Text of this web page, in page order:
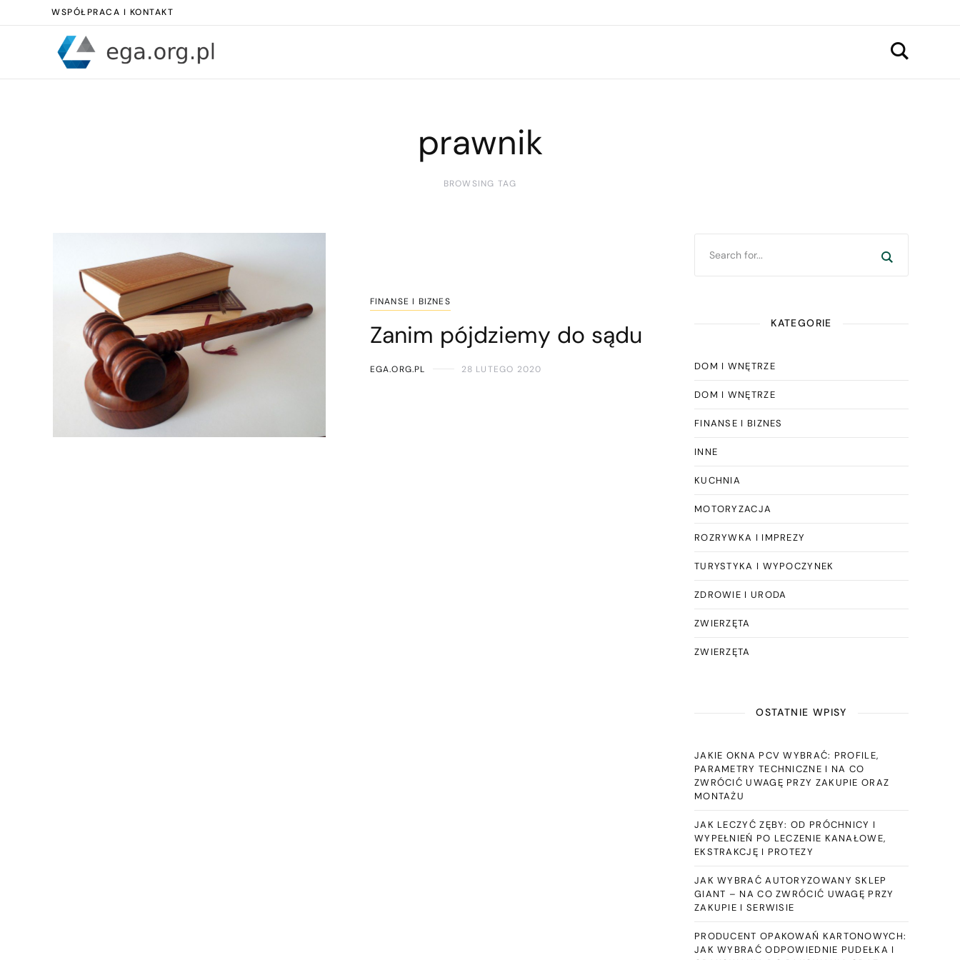
WSPÓŁPRACA I KONTAKT
prawnik
BROWSING TAG
FINANSE I BIZNES
Zanim pójdziemy do sądu
EGA.ORG.PL 28 LUTEGO 2020
KATEGORIE
DOM I WNĘTRZE
DOM I WNĘTRZE
FINANSE I BIZNES
INNE
KUCHNIA
MOTORYZACJA
ROZRYWKA I IMPREZY
TURYSTYKA I WYPOCZYNEK
ZDROWIE I URODA
ZWIERZĘTA
ZWIERZĘTA
OSTATNIE WPISY
JAKIE OKNA PCV WYBRAĆ: PROFILE,
PARAMETRY TECHNICZNE I NA CO
ZWRÓCIĆ UWAGĘ PRZY ZAKUPIE ORAZ
MONTAŻU
JAK LECZYĆ ZĘBY: OD PRÓCHNICY I
WYPEŁNIEŃ PO LECZENIE KANAŁOWE,
EKSTRAKCJĘ I PROTEZY
JAK WYBRAĆ AUTORYZOWANY SKLEP
GIANT – NA CO ZWRÓCIĆ UWAGĘ PRZY
ZAKUPIE I SERWISIE
PRODUCENT OPAKOWAŃ KARTONOWYCH:
JAK WYBRAĆ ODPOWIEDNIE PUDEŁKA I